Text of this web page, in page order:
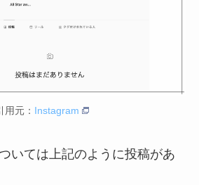
用元： Instagram
いては上記のように投稿があ